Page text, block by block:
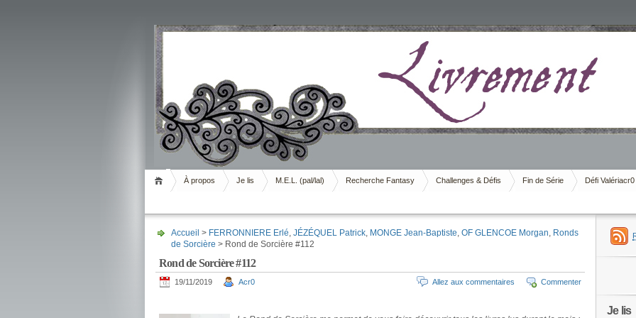
Livrement
À propos Je lis M.E.L. (pal/lal) Recherche Fantasy Challenges & Défis Fin de Série Défi Valériacr0
Accueil > FERRONNIERE Erlé, JÉZÉQUEL Patrick, MONGE Jean-Baptiste, OF GLENCOE Morgan, Ronds
de Sorcière > Rond de Sorcière #112
Rond de Sorcière #112
19/11/2019 Acr0 Commenter
Allez aux commentaires
Je lis